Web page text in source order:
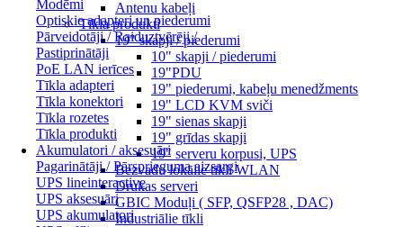
Modēmi
Optiskie adapteri un piederumi
Pārveidotāji / Raiduztvērēji /
Pastiprinātāji
PoE LAN ierīces
Tīkla adapteri
Tīkla konektori
Tīkla rozetes
Tīkla produkti
Akumulatori / aksesuāri
Pagarinātāji / Pārsprieguma aizsargi
UPS lineinteractive
UPS aksesuāri
UPS akumulatori
Antenu kabeļi
Tīkla produkti
19" skapji / piederumi
10" skapji / piederumi
19"PDU
19" piederumi, kabeļu menedžments
19" LCD KVM sviči
19" sienas skapji
19" grīdas skapji
19" serveru korpusi, UPS
Bezvadu lokālie tīkli WLAN
Drukas serveri
GBIC Moduļi ( SFP, QSFP28 , DAC)
Industriālie tīkli